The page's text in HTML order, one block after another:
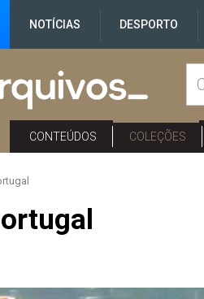
NOTÍCIAS DESPORTO
CONTEÚDOS COLEÇÕES